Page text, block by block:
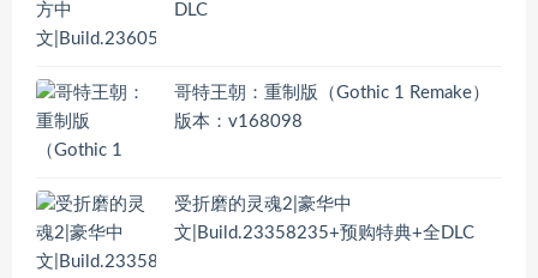
DLC
哥特王朝：重制版（Gothic 1 Remake）
版本：v168098
受折磨的灵魂2|豪华中
文|Build.23358235+预购特典+全DLC